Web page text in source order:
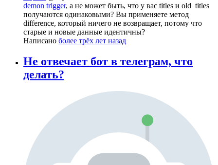
demon trigger, а не может быть, что у вас titles и old_titles
получаются одинаковыми? Вы применяете метод
difference, который ничего не возвращает, потому что
старые и новые данные идентичны?
Написано более трёх лет назад
Не отвечает бот в телеграм, что
делать?